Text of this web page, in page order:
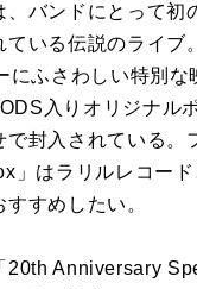
、バンドにとって
ている伝説のライ
にふさわしい特別
入りオリジナル
で封入されている
」はラリルレコー
すめしたい。
20th Anniversary